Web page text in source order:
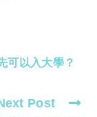
可以入大學？
Post